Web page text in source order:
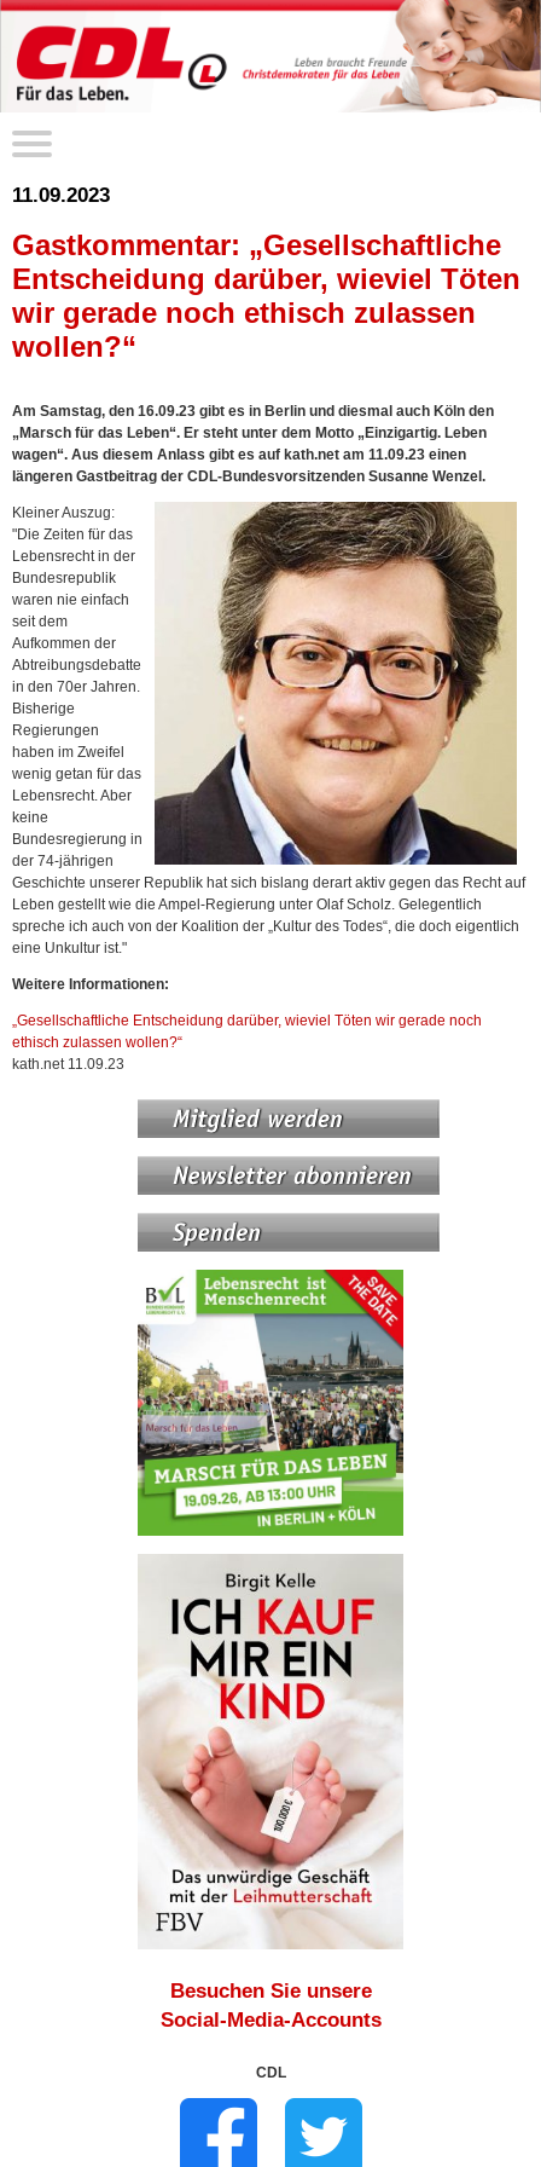
11.09.2023
Gastkommentar: „Gesellschaftliche
Entscheidung darüber, wieviel Töten
wir gerade noch ethisch zulassen
wollen?“
Am Samstag, den 16.09.23 gibt es in Berlin und diesmal auch Köln den
„Marsch für das Leben“. Er steht unter dem Motto „Einzigartig. Leben
wagen“. Aus diesem Anlass gibt es auf kath.net am 11.09.23 einen
längeren Gastbeitrag der CDL-Bundesvorsitzenden Susanne Wenzel.
Kleiner Auszug:
"Die Zeiten für das
Lebensrecht in der
Bundesrepublik
waren nie einfach
seit dem
Aufkommen der
Abtreibungsdebatte
in den 70er Jahren.
Bisherige
Regierungen
haben im Zweifel
wenig getan für das
Lebensrecht. Aber
keine
Bundesregierung in
der 74-jährigen
Geschichte unserer Republik hat sich bislang derart aktiv gegen das Recht auf
Leben gestellt wie die Ampel-Regierung unter Olaf Scholz. Gelegentlich
spreche ich auch von der Koalition der „Kultur des Todes“, die doch eigentlich
eine Unkultur ist."
Weitere Informationen:
„Gesellschaftliche Entscheidung darüber, wieviel Töten wir gerade noch
ethisch zulassen wollen?“
kath.net 11.09.23
Besuchen Sie unsere
Social-Media-Accounts
CDL